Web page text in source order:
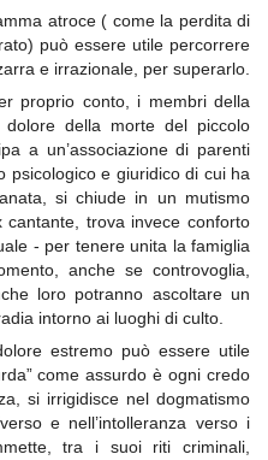
atroce ( come la perdita di
può essere utile percorrere
e irrazionale, per superarlo.
proprio conto, i membri della
dolore della morte del piccolo
a un’associazione di parenti
psicologico e giuridico di cui ha
si chiude in un mutismo
trova invece conforto
- per tenere unita la famiglia
anche se controvoglia,
loro potranno ascoltare un
intorno ai luoghi di culto.
estremo può essere utile
come assurdo è ogni credo
si irrigidisce nel dogmatismo
e nell’intolleranza verso i
tra i suoi riti criminali,